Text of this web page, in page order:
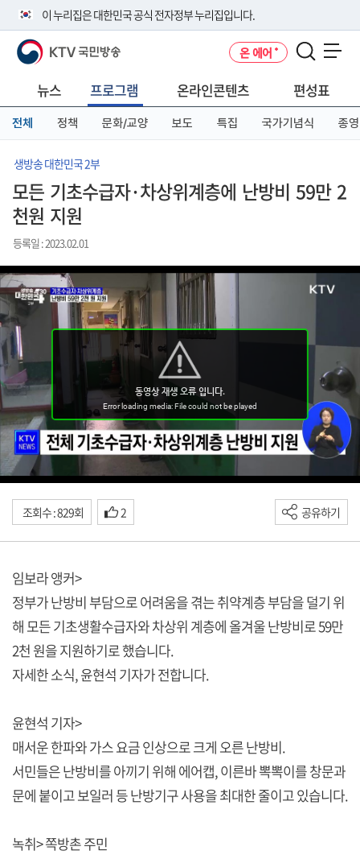
이 누리집은 대한민국 공식 전자정부 누리집입니다.
공식 누리집 주소 확인하기
니다.
이밖에 or.kr 또는 .kr등 다른 도메인 주소를 사용하고 있다면 아래 URL에
서 도메인 주소를 확인해 보세요
KTV 국민방송 온 에어
뉴스 프로그램 온라인콘텐츠 편성표
전체 정책 문화/교양 보도 특집 국가기념식 종영
생방송 대한민국 2부
모든 기초수급자·차상위계층에 난방비 59만 2
천원 지원
등록일 : 2023.02.01
조회수 : 829회 2 공유하기
임보라 앵커>
정부가 난방비 부담으로 어려움을 겪는 취약계층 부담을 덜기 위
해 모든 기초생활수급자와 차상위 계층에 올겨울 난방비로 59만
2천 원을 지원하기로 했습니다.
자세한 소식, 윤현석 기자가 전합니다.
윤현석 기자>
매서운 한파와 가스 요금 인상으로 크게 오른 난방비.
서민들은 난방비를 아끼기 위해 에어캡, 이른바 뽁뽁이를 창문과
문에 붙이고 보일러 등 난방기구 사용을 최대한 줄이고 있습니다.
녹취> 쪽방촌 주민